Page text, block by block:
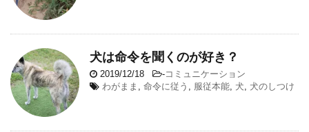
犬は命令を聞くのが好き？
2019/12/18 -コミュニケーション
わがまま
命令に従う 服従本能 犬 犬のしつけ